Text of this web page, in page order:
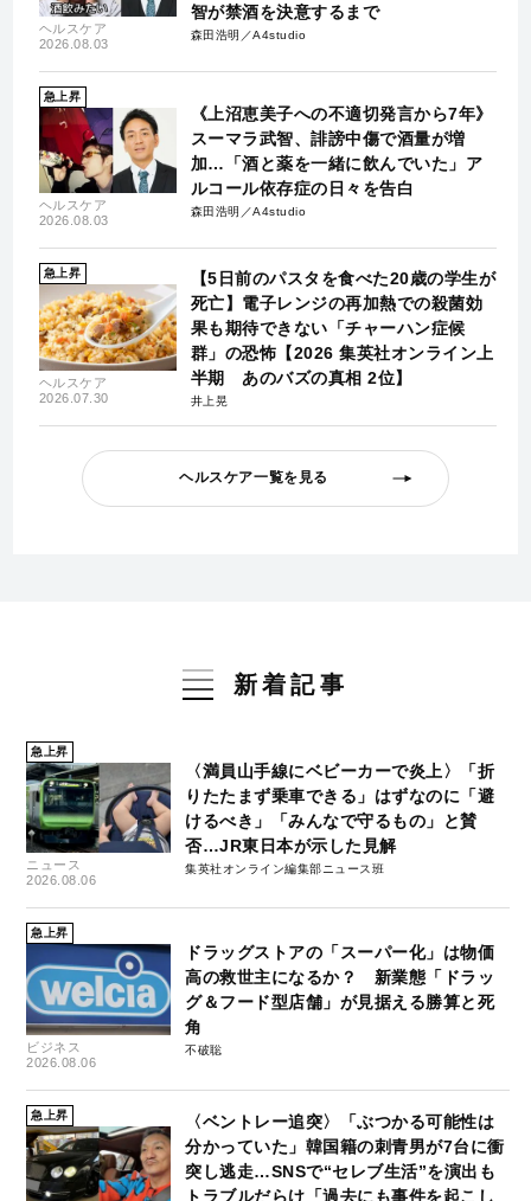
ヘルスケア
2026.08.03
智が禁酒を決意するまで
森田浩明／A4studio
急上昇
ヘルスケア
2026.08.03
《上沼恵美子への不適切発言から7年》
スーマラ武智、誹謗中傷で酒量が増
加…「酒と薬を一緒に飲んでいた」ア
ルコール依存症の日々を告白
森田浩明／A4studio
急上昇
ヘルスケア
2026.07.30
【5日前のパスタを食べた20歳の学生が
死亡】電子レンジの再加熱での殺菌効
果も期待できない「チャーハン症候
群」の恐怖【2026 集英社オンライン上
半期 あのバズの真相 2位】
井上晃
ヘルスケア一覧を見る
新着記事
急上昇
ニュース
2026.08.06
〈満員山手線にベビーカーで炎上〉「折
りたたまず乗車できる」はずなのに「避
けるべき」「みんなで守るもの」と賛
否…JR東日本が示した見解
集英社オンライン編集部ニュース班
急上昇
ビジネス
2026.08.06
ドラッグストアの「スーパー化」は物価
高の救世主になるか？ 新業態「ドラッ
グ＆フード型店舗」が見据える勝算と死
角
不破聡
急上昇
〈ベントレー追突〉「ぶつかる可能性は
分かっていた」韓国籍の刺青男が7台に衝
突し逃走…SNSで“セレブ生活”を演出も
トラブルだらけ「過去にも事件を起こし